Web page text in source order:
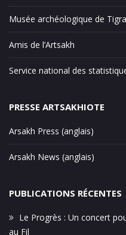
Musée archéologique de
Amis de l’Artsakh
Service national des
PRESSE ARTSAKHIOTE
Arsakh Press (anglais)
Arsakh News (anglais)
PUBLICATIONS RÉCENTES
Le Progrès : Un concert
au Fil